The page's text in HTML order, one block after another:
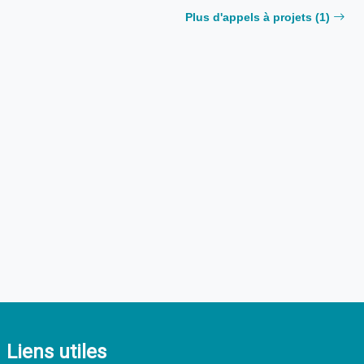
Plus d'appels à projets (1)
Liens utiles